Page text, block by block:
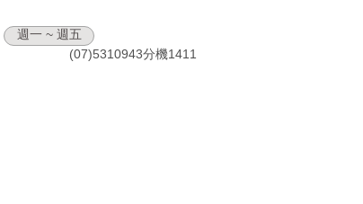
週一 ~ 週五
(07)5310943分機1411